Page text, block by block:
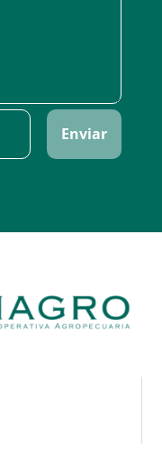
Enviar